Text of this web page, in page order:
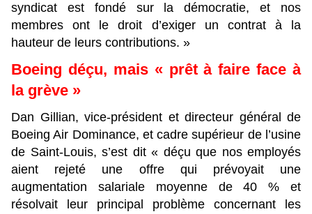
syndicat est fondé sur la démocratie, et nos
membres ont le droit d’exiger un contrat à la
hauteur de leurs contributions. »
Boeing déçu, mais « prêt à faire face à
la grève »
Dan Gillian, vice-président et directeur général de
Boeing Air Dominance, et cadre supérieur de l’usine
de Saint-Louis, s’est dit « déçu que nos employés
aient rejeté une offre qui prévoyait une
augmentation salariale moyenne de 40 % et
résolvait leur principal problème concernant les